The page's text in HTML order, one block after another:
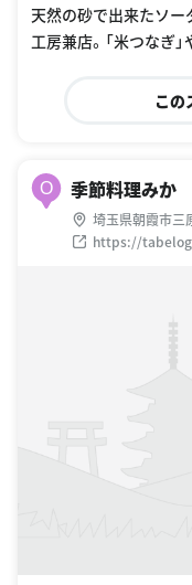
天然の砂で出来たソ
工房兼店。「米つなぎ
この
O 季節料理みか
埼玉県朝霞市三
https://